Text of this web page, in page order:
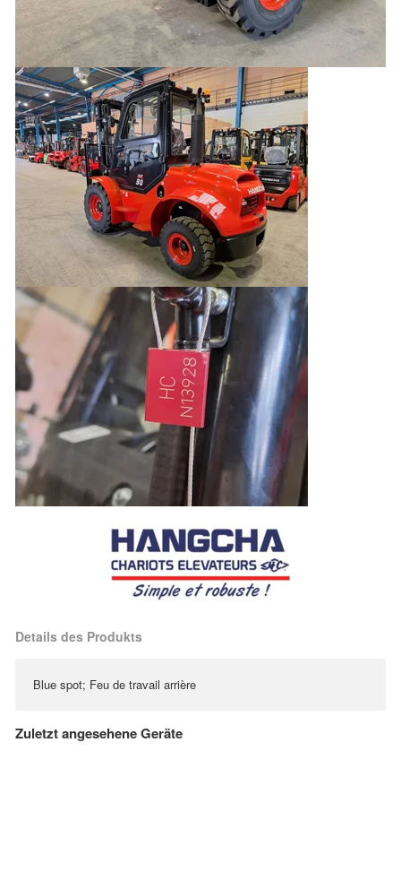
Details des Produkts
Blue spot; Feu de travail arrière
Zuletzt angesehene Geräte